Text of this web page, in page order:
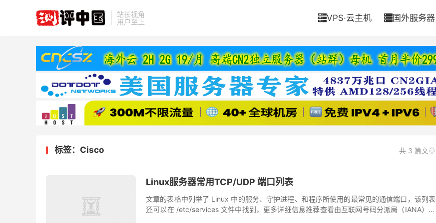
站长视角
用户至上
VPS·云主机 国外服务器
共 3 篇文章
标签：Cisco
Linux服务器常用TCP/UDP 端口列表
文章的表格中列举了 Linux 中的服务、守护进程、和程序所使用的最常见的通信端口，该列表
还可以在 /etc/services 文件中找到，更多详细信息推荐查看由互联网号码分派局（IANA）制